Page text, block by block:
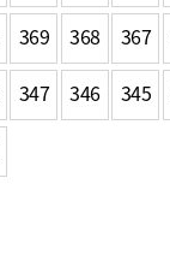
369 368 367
347 346 345